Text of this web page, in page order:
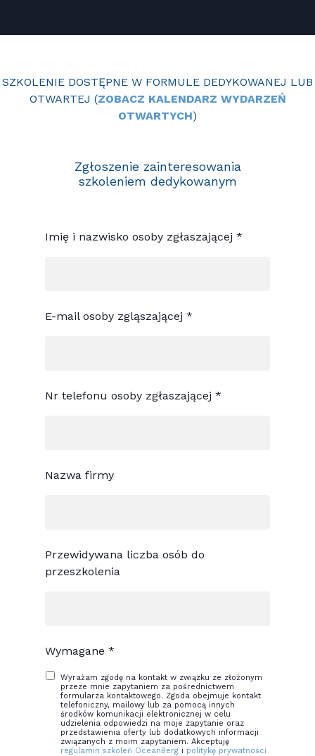
SZKOLENIE DOSTĘPNE W FORMULE DEDYKOWANEJ LUB
OTWARTEJ (ZOBACZ KALENDARZ WYDARZEŃ
OTWARTYCH)
Zgłoszenie zainteresowania
szkoleniem dedykowanym
Imię i nazwisko osoby zgłaszającej *
E-mail osoby zgląszającej *
Nr telefonu osoby zgłaszającej *
Nazwa firmy
Przewidywana liczba osób do
przeszkolenia
Wymagane *
Wyrażam zgodę na kontakt w związku ze złożonym
przeze mnie zapytaniem za pośrednictwem
formularza kontaktowego. Zgoda obejmuje kontakt
telefoniczny, mailowy lub za pomocą innych
środków komunikacji elektronicznej w celu
udzielenia odpowiedzi na moje zapytanie oraz
przedstawienia oferty lub dodatkowych informacji
związanych z moim zapytaniem. Akceptuję
regulamin szkoleń OceanBerg i politykę prywatności